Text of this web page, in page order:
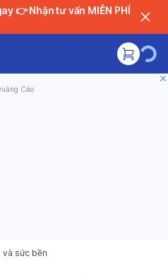
PHÍ
Cáo
sức bền